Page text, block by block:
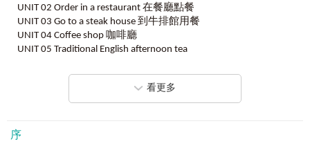
想要和孩子一起成長、學習英文的你：
擔心沒辦法輔導小朋友功課，那就一起進步吧！
課程設計將觀念劃分小單元，好學習、好吸收，由專業美籍
老師錄音，配合兩段式錄音，是最適合大人的英文自學課
想要出國再也不須靠翻譯機的你：
想要靠自己看懂影集和電影的你：
UNIT 02 Order in a restaurant 在餐廳點餐
UNIT 03 Go to a steak house 到牛排館用餐
UNIT 04 Coffee shop 咖啡廳
UNIT 05 Traditional English afternoon tea
Chapter 2 Daily and Public Transportation日常與大眾運輸
UNIT 01 Metro and MRT 地鐵與捷運
UNIT 02 Train and Express 火車及特快車
UNIT 04 Driving situations 行車狀況
看更多
序